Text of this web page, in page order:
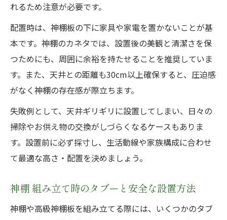
れるため注意が必要です。
配置時は、神棚板の下に家具や家電を置かないことが基
本です。神棚のカネタでは、設置後の美観と清潔さを保
つためにも、周囲に余裕を持たせることを推奨していま
す。また、天井との距離も30cm以上確保すると、圧迫感
がなく神棚の存在感が際立ちます。
失敗例として、天井ギリギリに設置してしまい、日々の
掃除やお供え物の交換がしづらくなるケースもありま
す。設置前に必ず採寸し、生活動線や家族構成に合わせ
て最適な高さ・配置を決めましょう。
神棚 組み立て時のタブーと安全な設置方法
神棚や高級神棚板を組み立てる際には、いくつかのタブ